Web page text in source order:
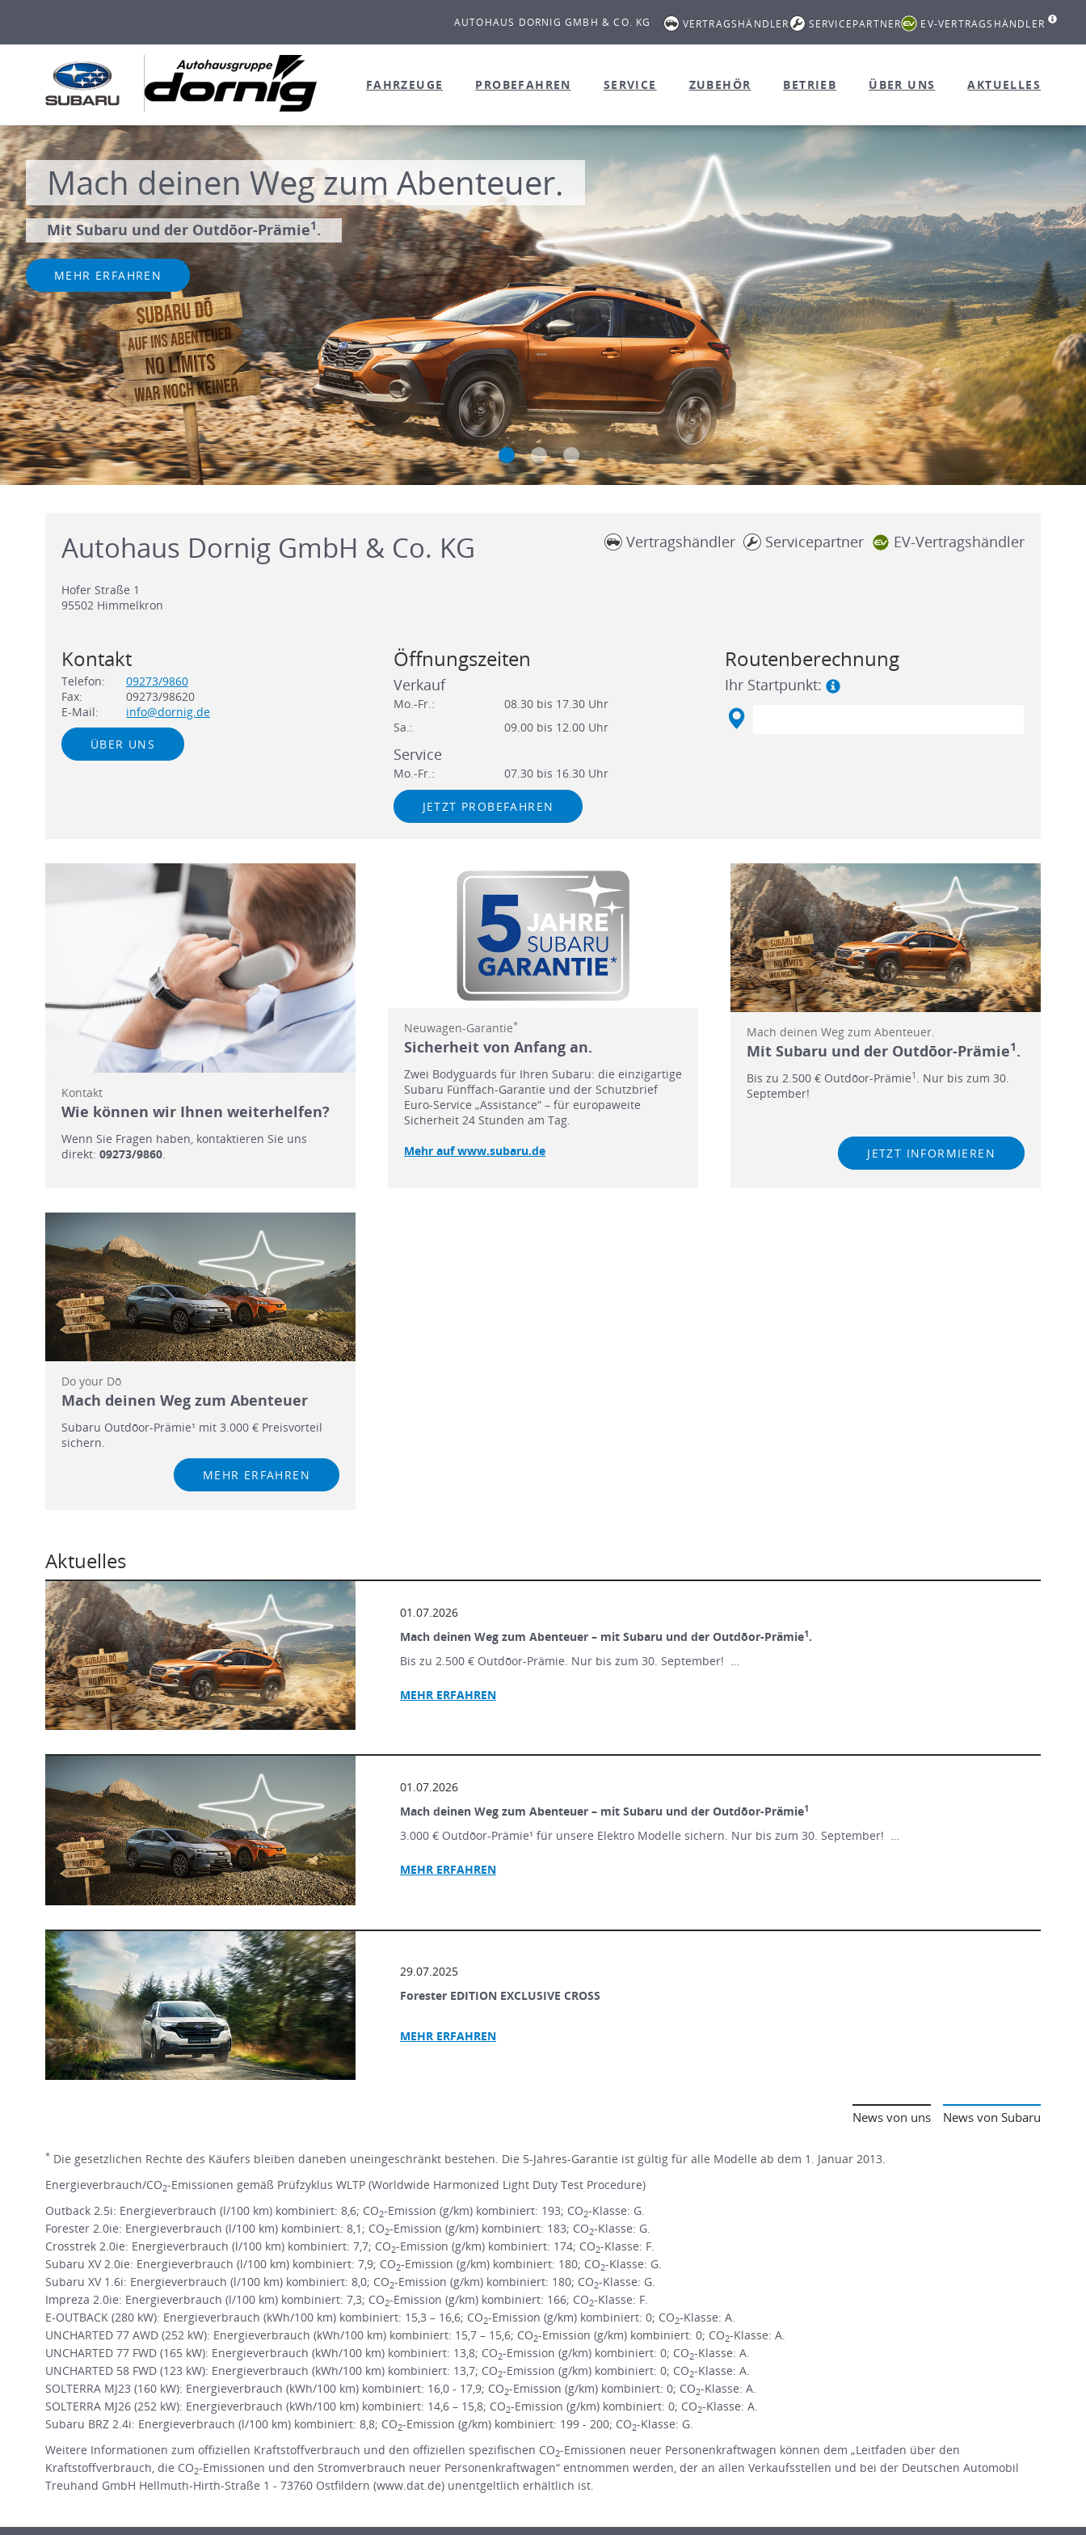
AUTOHAUS DORNIG GMBH & CO. KG VERTRAGSHÄNDLER SERVICEPARTNER EV-VERTRAGSHÄNDLER
FAHRZEUGE PROBEFAHREN SERVICE ZUBEHÖR BETRIEB ÜBER UNS AKTUELLES
Mach deinen Weg zum Abenteuer.
Mit Subaru und der Outdōor-Prämie1.
MEHR ERFAHREN
Autohaus Dornig GmbH & Co. KG
Hofer Straße 1
95502 Himmelkron
Vertragshändler Servicepartner EV-Vertragshändler
Kontakt
Telefon:
09273/9860
Fax:
09273/98620
E-Mail:
info@dornig.de
ÜBER UNS
Öffnungszeiten
Verkauf
Mo.-Fr.:
08.30 bis 17.30 Uhr
Sa.:
09.00 bis 12.00 Uhr
Service
Mo.-Fr.: 07.30 bis 16.30 Uhr
JETZT PROBEFAHREN
Routenberechnung
Ihr Startpunkt:
Kontakt
Wie können wir Ihnen weiterhelfen?
Wenn Sie Fragen haben, kontaktieren Sie uns
direkt: 09273/9860
Neuwagen-Garantie*
Sicherheit von Anfang an.
Zwei Bodyguards für Ihren Subaru: die einzigartige
Subaru Fünffach-Garantie und der Schutzbrief
Euro-Service „Assistance“ – für europaweite
Sicherheit 24 Stunden am Tag.
Mehr auf www.subaru.de
Mach deinen Weg zum Abenteuer.
Mit Subaru und der Outdōor-Prämie1.
Bis zu 2.500 € Outdōor-Prämie1 . Nur bis zum 30.
September!
JETZT INFORMIEREN
Do your Dō
Mach deinen Weg zum Abenteuer
Subaru Outdōor-Prämie¹ mit 3.000 € Preisvorteil
sichern.
MEHR ERFAHREN
Aktuelles
01.07.2026
Mach deinen Weg zum Abenteuer – mit Subaru und der Outdōor-Prämie1.
Bis zu 2.500 € Outdōor-Prämie. Nur bis zum 30. September! …
MEHR ERFAHREN
01.07.2026
Mach deinen Weg zum Abenteuer – mit Subaru und der Outdōor-Prämie1
3.000 € Outdōor-Prämie¹ für unsere Elektro Modelle sichern. Nur bis zum 30. September! …
MEHR ERFAHREN
29.07.2025
Forester EDITION EXCLUSIVE CROSS
MEHR ERFAHREN
News von Subaru
News von uns
* Die gesetzlichen Rechte des Käufers bleiben daneben uneingeschränkt bestehen. Die 5-Jahres-Garantie ist gültig für alle Modelle ab dem 1. Januar 2013.
Energieverbrauch/CO2-Emissionen gemäß Prüfzyklus WLTP (Worldwide Harmonized Light Duty Test Procedure)
Outback 2.5i: Energieverbrauch (l/100 km) kombiniert: 8,6; CO2-Emission (g/km) kombiniert: 193; CO2-Klasse: G.
Forester 2.0ie: Energieverbrauch (l/100 km) kombiniert: 8,1; CO2-Emission (g/km) kombiniert: 183; CO2-Klasse: G.
Crosstrek 2.0ie: Energieverbrauch (l/100 km) kombiniert: 7,7; CO2-Emission (g/km) kombiniert: 174; CO2-Klasse: F.
Subaru XV 2.0ie: Energieverbrauch (l/100 km) kombiniert: 7,9; CO2-Emission (g/km) kombiniert: 180; CO2-Klasse: G.
Subaru XV 1.6i: Energieverbrauch (l/100 km) kombiniert: 8,0; CO2-Emission (g/km) kombiniert: 180; CO2-Klasse: G.
Impreza 2.0ie: Energieverbrauch (l/100 km) kombiniert: 7,3; CO2-Emission (g/km) kombiniert: 166; CO2-Klasse: F.
E-OUTBACK (280 kW): Energieverbrauch (kWh/100 km) kombiniert: 15,3 – 16,6; CO2-Emission (g/km) kombiniert: 0; CO2-Klasse: A.
UNCHARTED 77 AWD (252 kW): Energieverbrauch (kWh/100 km) kombiniert: 15,7 – 15,6; CO2-Emission (g/km) kombiniert: 0; CO2-Klasse: A.
UNCHARTED 77 FWD (165 kW): Energieverbrauch (kWh/100 km) kombiniert: 13,8; CO2-Emission (g/km) kombiniert: 0; CO2-Klasse: A.
UNCHARTED 58 FWD (123 kW): Energieverbrauch (kWh/100 km) kombiniert: 13,7; CO2-Emission (g/km) kombiniert: 0; CO2-Klasse: A.
SOLTERRA MJ23 (160 kW): Energieverbrauch (kWh/100 km) kombiniert: 16,0 - 17,9; CO2-Emission (g/km) kombiniert: 0; CO2-Klasse: A.
SOLTERRA MJ26 (252 kW): Energieverbrauch (kWh/100 km) kombiniert: 14,6 – 15,8; CO2-Emission (g/km) kombiniert: 0; CO2-Klasse: A.
Subaru BRZ 2.4i: Energieverbrauch (l/100 km) kombiniert: 8,8; CO2-Emission (g/km) kombiniert: 199 - 200; CO2-Klasse: G.
Weitere Informationen zum offiziellen Kraftstoffverbrauch und den offiziellen spezifischen CO2-Emissionen neuer Personenkraftwagen können dem „Leitfaden über den
Kraftstoffverbrauch, die CO2-Emissionen und den Stromverbrauch neuer Personenkraftwagen“ entnommen werden, der an allen Verkaufsstellen und bei der Deutschen Automobil
Treuhand GmbH Hellmuth-Hirth-Straße 1 - 73760 Ostfildern (www.dat.de) unentgeltlich erhältlich ist.